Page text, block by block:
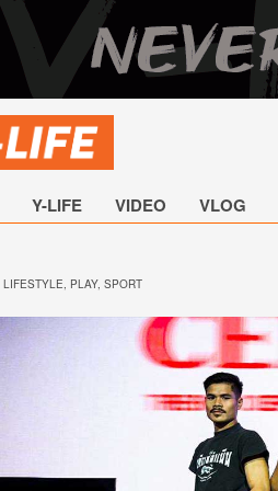
Y-LIFE VIDEO VLOG
LIFESTYLE, PLAY, SPORT